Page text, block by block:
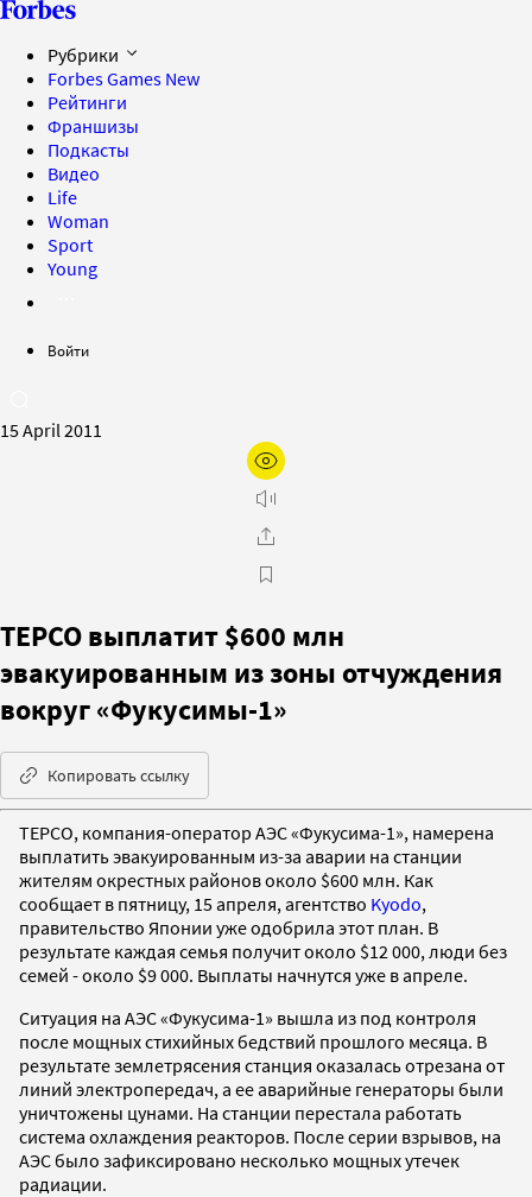
Рубрики
Forbes Games New
Рейтинги
Франшизы
Подкасты
Видео
Life
Woman
Sport
Young
Войти
15 April 2011
TEPCO выплатит $600 млн
эвакуированным из зоны отчуждения
вокруг «Фукусимы-1»
Копировать ссылку
TEPCO, компания-оператор АЭС «Фукусима-1», намерена
выплатить эвакуированным из-за аварии на станции
жителям окрестных районов около $600 млн. Как
сообщает в пятницу, 15 апреля, агентство Kyodo,
правительство Японии уже одобрила этот план. В
результате каждая семья получит около $12 000, люди без
семей - около $9 000. Выплаты начнутся уже в апреле.
Ситуация на АЭС «Фукусима-1» вышла из под контроля
после мощных стихийных бедствий прошлого месяца. В
результате землетрясения станция оказалась отрезана от
линий электропередач, а ее аварийные генераторы были
уничтожены цунами. На станции перестала работать
система охлаждения реакторов. После серии взрывов, на
АЭС было зафиксировано несколько мощных утечек
радиации.